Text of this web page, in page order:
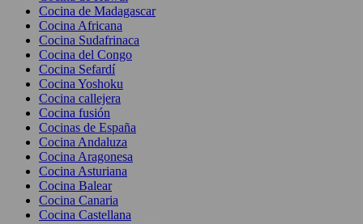
Cocina de Madagascar
Cocina Africana
Cocina Sudafrinaca
Cocina del Congo
Cocina Sefardí
Cocina Yoshoku
Cocina callejera
Cocina fusión
Cocinas de España
Cocina Andaluza
Cocina Aragonesa
Cocina Asturiana
Cocina Balear
Cocina Canaria
Cocina Castellana